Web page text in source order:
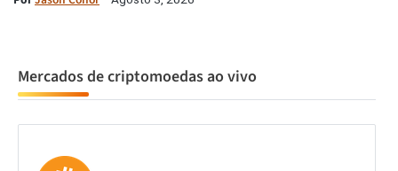
Mercados de criptomoedas ao vivo